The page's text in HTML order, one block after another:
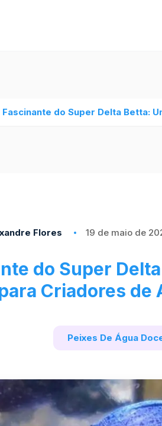
Fascinante do Super Delta Betta:
Flores 19 de maio de
do Super
Criadores de
Peixes De Água